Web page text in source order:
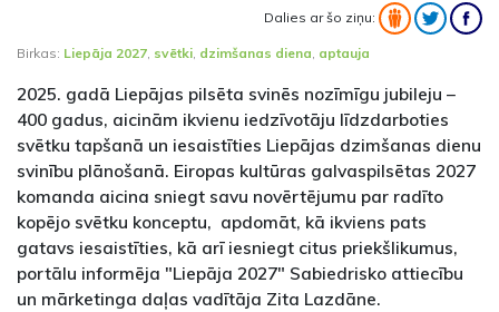
Dalies ar šo ziņu:
Birkas: Liepāja 2027, svētki, dzimšanas diena, aptauja
2025. gadā Liepājas pilsēta svinēs nozīmīgu jubileju –
400 gadus, aicinām ikvienu iedzīvotāju līdzdarboties
svētku tapšanā un iesaistīties Liepājas dzimšanas dienu
svinību plānošanā. Eiropas kultūras galvaspilsētas 2027
komanda aicina sniegt savu novērtējumu par radīto
kopējo svētku konceptu, apdomāt, kā ikviens pats
gatavs iesaistīties, kā arī iesniegt citus priekšlikumus,
portālu informēja "Liepāja 2027" Sabiedrisko attiecību
un mārketinga daļas vadītāja Zita Lazdāne.